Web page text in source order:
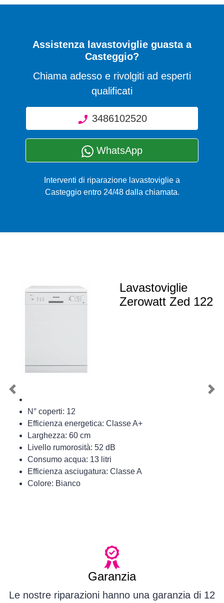
Assistenza lavastoviglie guasta a
Casteggio?
Chiama adesso e rivolgiti ad esperti
qualificati
3486102520
WhatsApp
Interventi di riparazione lavastoviglie a
Casteggio entro 24/48 dalla chiamata.
Lavastoviglie
Zerowatt Zed 122
N° coperti: 12
Efficienza energetica: Classe A+
Larghezza: 60 cm
Livello rumorosità: 52 dB
Consumo acqua: 13 litri
Efficienza asciugatura: Classe A
Colore: Bianco
Previous
Garanzia
Le nostre riparazioni hanno una garanzia di 12